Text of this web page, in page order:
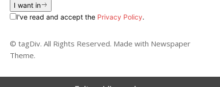
I want in
I've read and accept the Privacy Policy.
© tagDiv. All Rights Reserved. Made with Newspaper
Theme.